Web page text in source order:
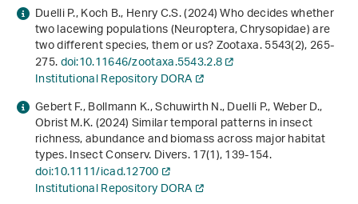
Duelli P., Koch B., Henry C.S. (2024) Who decides whether
two lacewing populations (Neuroptera, Chrysopidae) are
two different species, them or us? Zootaxa.5543(2), 265-
275.doi:10.11646/zootaxa.5543.2.8
Institutional Repository DORA
Gebert F., Bollmann K., Schuwirth N., Duelli P., Weber D.,
Obrist M.K. (2024) Similar temporal patterns in insect
richness, abundance and biomass across major habitat
types. Insect Conserv. Divers.17(1), 139-154.
doi:10.1111/icad.12700
Institutional Repository DORA